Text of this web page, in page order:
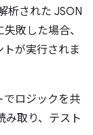
析された JSON
敗した場合、
が実行されま
でロジックを共
み取り、テスト